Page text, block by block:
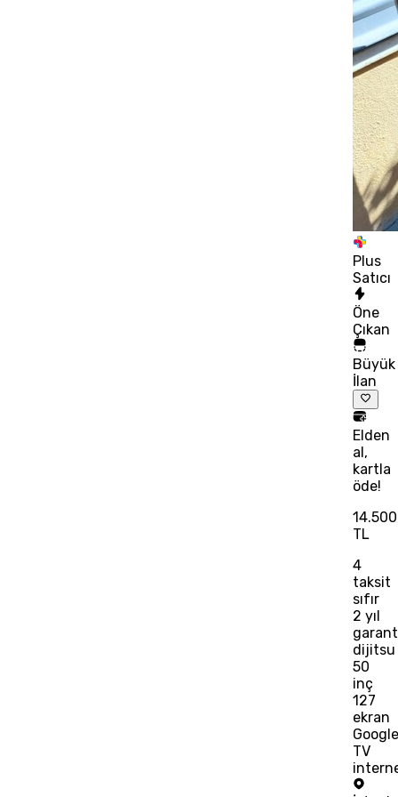
Plus
Satıcı
Öne
Çıkan
Büyük
İlan
Elden
al,
kartla
öde!
14.500
TL
4
taksit
sıfır
2 yıl
dijitsu
50
inç
127
ekran
TV